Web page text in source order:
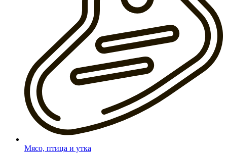
Мясо, птица и утка